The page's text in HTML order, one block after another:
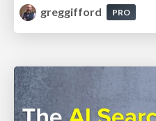
greggifford
PRO